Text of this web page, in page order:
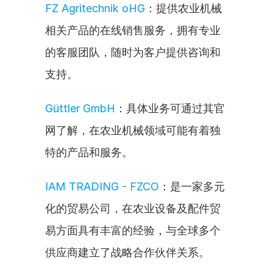
FZ Agritechnik oHG ：提供农业机械
相关产品的在线销售服务，拥有专业
的客服团队，随时为客户提供咨询和
支持。
Güttler GmbH ：具体业务可通过其官
网了解，在农业机械领域可能有着独
特的产品和服务。
IAM TRADING - FZCO ：是一家多元
化的贸易公司，在农业设备及配件贸
易方面具有丰富的经验，与全球多个
供应商建立了战略合作伙伴关系。